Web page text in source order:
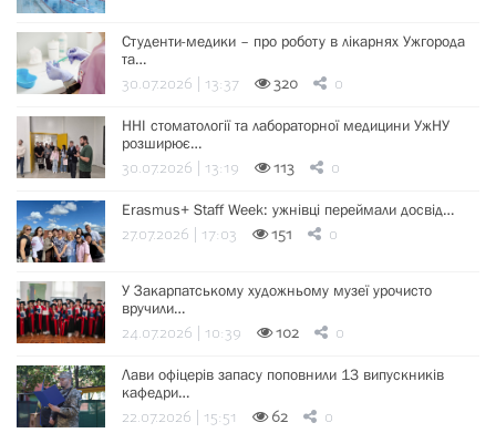
Студенти-медики – про роботу в лікарнях Ужгорода
та…
30.07.2026 | 13:37 320 0
ННІ стоматології та лабораторної медицини УжНУ
розширює…
30.07.2026 | 13:19 113 0
Erasmus+ Staff Week: ужнівці переймали досвід…
27.07.2026 | 17:03 151 0
У Закарпатському художньому музеї урочисто
вручили…
24.07.2026 | 10:39 102 0
Лави офіцерів запасу поповнили 13 випускників
кафедри…
22.07.2026 | 15:51 62 0